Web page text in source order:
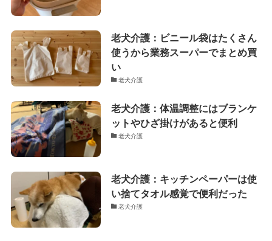
老犬介護：ビニール袋はたくさん
使うから業務スーパーでまとめ買
い
老犬介護
老犬介護：体温調整にはブランケ
ットやひざ掛けがあると便利
老犬介護
老犬介護：キッチンペーパーは使
い捨てタオル感覚で便利だった
老犬介護